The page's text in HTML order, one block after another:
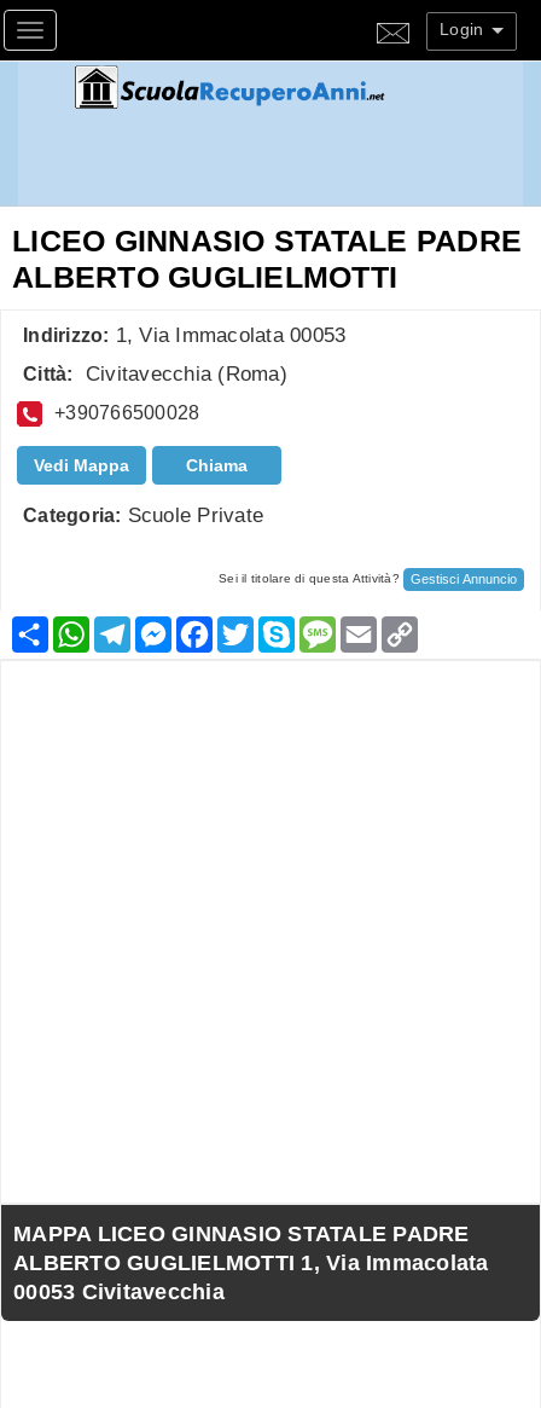
Toggle navigation Login
LICEO GINNASIO STATALE PADRE
ALBERTO GUGLIELMOTTI
Indirizzo: 1, Via Immacolata 00053
Città: Civitavecchia ( Roma)
+390766500028
Vedi Mappa Chiama
Categoria: Scuole Private
Sei il titolare di questa Attività? Gestisci Annuncio
CondividiWhatsApp
TelegramMessenger
Facebook
TwitterSkypeMessage
Email
MAPPA LICEO GINNASIO STATALE PADRE
ALBERTO GUGLIELMOTTI 1, Via Immacolata
00053 Civitavecchia